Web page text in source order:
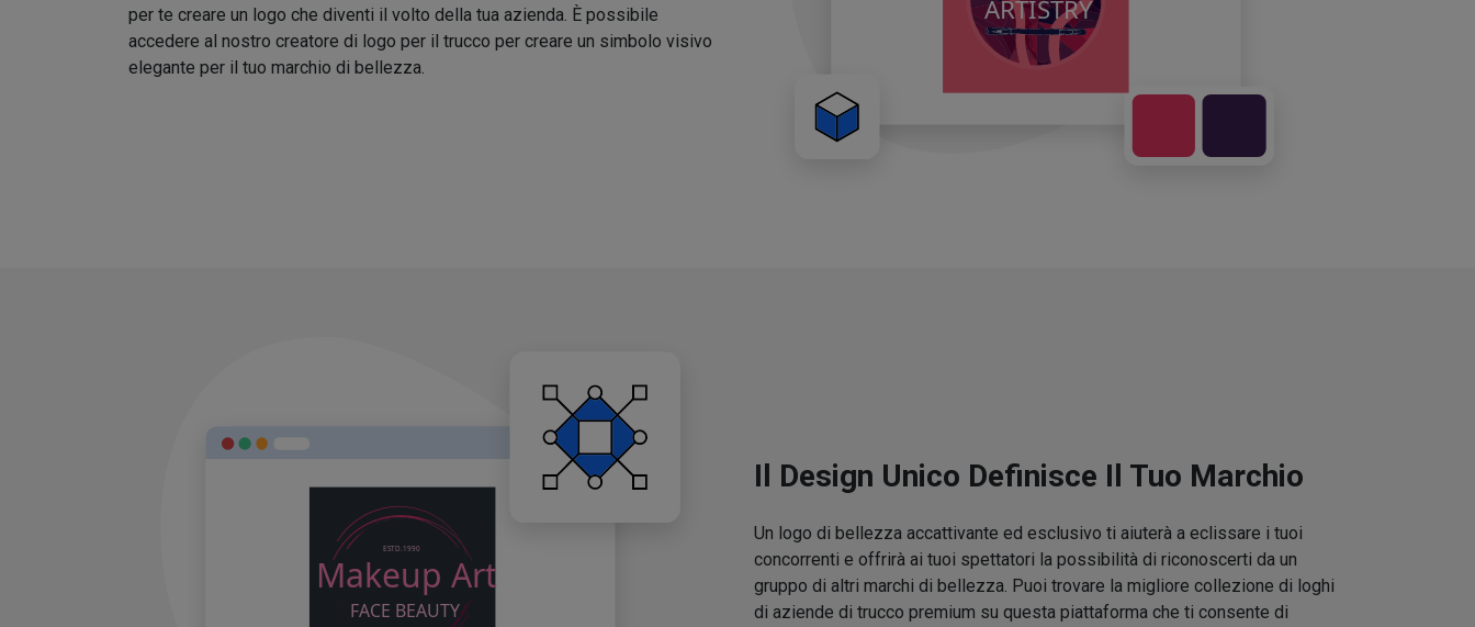
per te creare un logo che diventi il volto della tua azienda. È possibile
accedere al nostro creatore di logo per il trucco per creare un simbolo visivo
elegante per il tuo marchio di bellezza.
Il Design Unico Definisce Il Tuo Marchio
Un logo di bellezza accattivante ed esclusivo ti aiuterà a eclissare i tuoi
concorrenti e offrirà ai tuoi spettatori la possibilità di riconoscerti da un
gruppo di altri marchi di bellezza. Puoi trovare la migliore collezione di loghi
di aziende di trucco premium su questa piattaforma che ti consente di